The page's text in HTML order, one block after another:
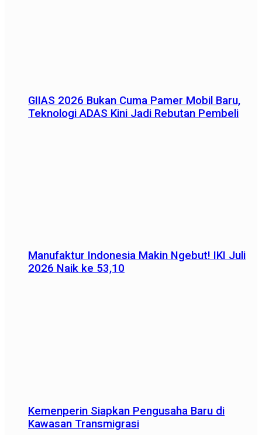
GIIAS 2026 Bukan Cuma Pamer Mobil Baru,
Teknologi ADAS Kini Jadi Rebutan Pembeli
Manufaktur Indonesia Makin Ngebut! IKI Juli
2026 Naik ke 53,10
Kemenperin Siapkan Pengusaha Baru di
Kawasan Transmigrasi